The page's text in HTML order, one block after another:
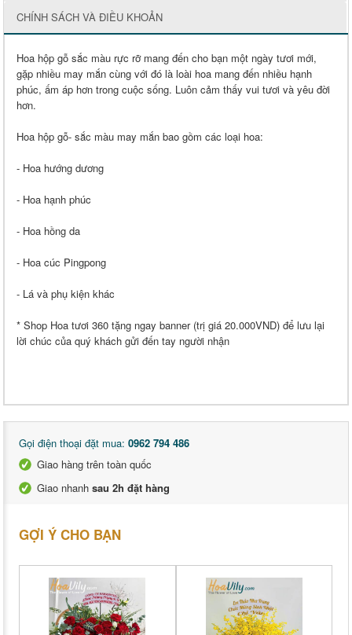
CHÍNH SÁCH VÀ ĐIỀU KHOẢN
Hoa hộp gỗ sắc màu rực rỡ mang đến cho bạn một ngày tươi mới,
gặp nhiều may mắn cùng với đó là loài hoa mang đến nhiều hạnh
phúc, ấm áp hơn trong cuộc sống. Luôn cảm thấy vui tươi và yêu đời
hơn.
Hoa hộp gỗ- sắc màu may mắn bao gồm các loại hoa:
- Hoa hướng dương
- Hoa hạnh phúc
- Hoa hồng da
- Hoa cúc Pingpong
- Lá và phụ kiện khác
* Shop Hoa tươi 360 tặng ngay banner (trị giá 20.000VND) để lưu lại
lời chúc của quý khách gửi đến tay người nhận
Gọi điện thoại đặt mua: 0962 794 486
Giao hàng trên toàn quốc
Giao nhanh sau 2h đặt hàng
GỢI Ý CHO BẠN